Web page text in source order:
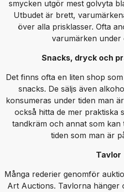
smycken utgör mest golvyta
Utbudet är brett,
över alla prisklasser. Ofta
varumärken under
Snacks, dryck och
Det finns ofta en liten shop
snacks. De säljs även
konsumeras under tiden man
också hitta de mer praktiska
tandkräm och annat som kan
tiden som man är
Tavlor
Många rederier genomför
Art Auctions. Tavlorna hänger